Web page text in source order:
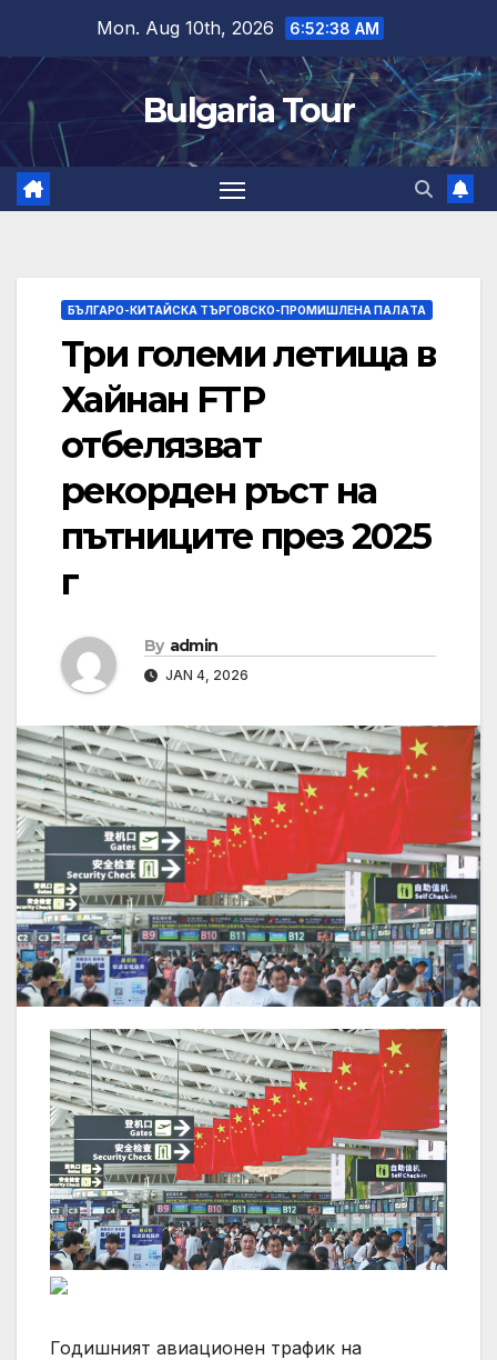
content
Mon. Aug 10th, 2026 6:52:39 AM
Bulgaria Tour
БЪЛГАРО-КИТАЙСКА ТЪРГОВСКО-ПРОМИШЛЕНА ПАЛAТА
Три големи летища в
Хайнан FTP
отбелязват
рекорден ръст на
пътниците през 2025
г
By admin
JAN 4, 2026
Годишният авиационен трафик на